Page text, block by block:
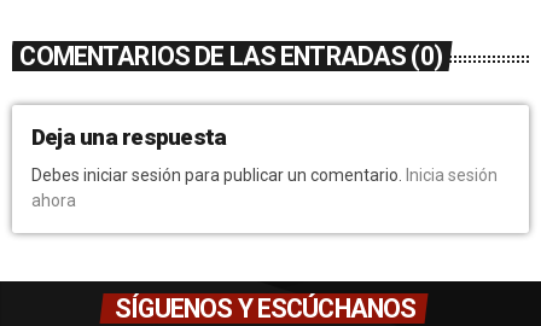
COMENTARIOS DE LAS ENTRADAS (0)
Deja una respuesta
Debes iniciar sesión para publicar un comentario.
Inicia sesión
ahora
SÍGUENOS Y ESCÚCHANOS